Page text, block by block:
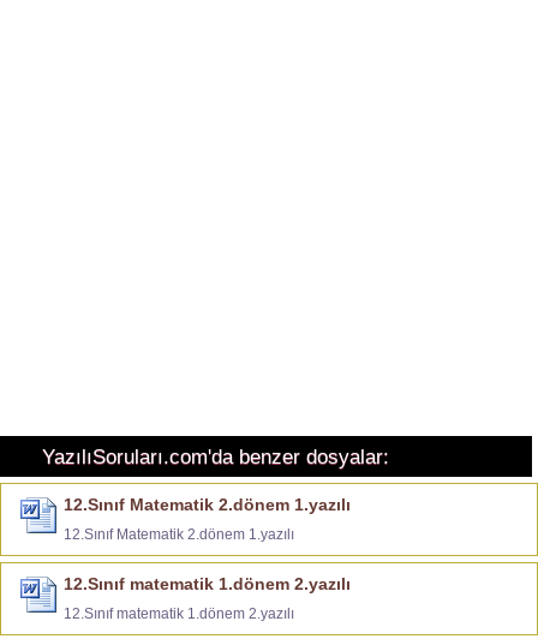
YazılıSoruları.com'da benzer dosyalar:
12.Sınıf Matematik 2.dönem 1.yazılı
12.Sınıf Matematik 2.dönem 1.yazılı
12.Sınıf matematik 1.dönem 2.yazılı
12.Sınıf matematik 1.dönem 2.yazılı